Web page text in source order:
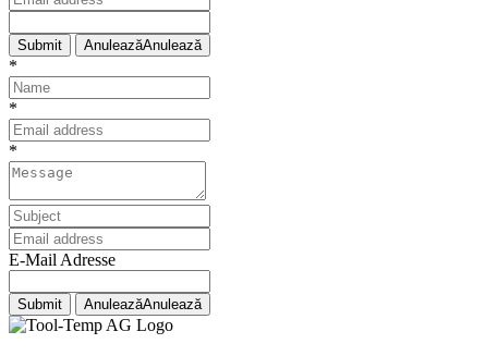
Submit AnuleazăAnulează
*
*
*
E-Mail Adresse
Submit AnuleazăAnulează